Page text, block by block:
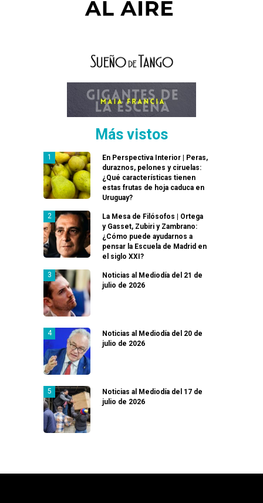
Más vistos
En Perspectiva Interior | Peras,
duraznos, pelones y ciruelas:
¿Qué características tienen
estas frutas de hoja caduca en
Uruguay?
La Mesa de Filósofos | Ortega
y Gasset, Zubiri y Zambrano:
¿Cómo puede ayudarnos a
pensar la Escuela de Madrid en
el siglo XXI?
Noticias al Mediodía del 21 de
julio de 2026
Noticias al Mediodía del 20 de
julio de 2026
Noticias al Mediodía del 17 de
julio de 2026